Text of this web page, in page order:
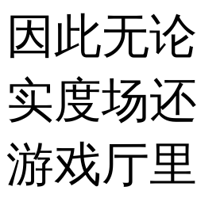
因此无
实度场
游戏厅